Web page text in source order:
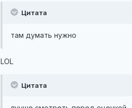
Цитата
там думать нужно
LOL
Цитата